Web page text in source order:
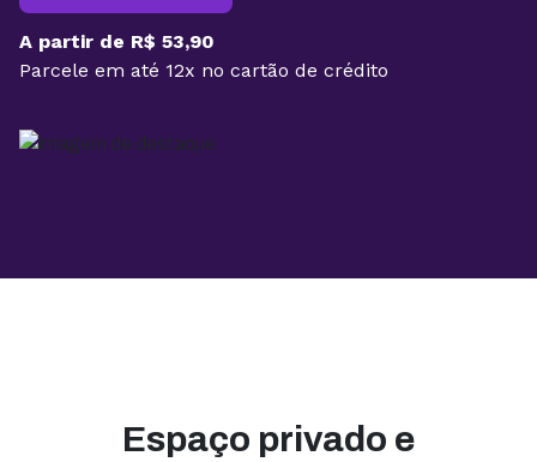
A partir de R$ 53,90
Parcele em até 12x no cartão de crédito
Espaço privado e